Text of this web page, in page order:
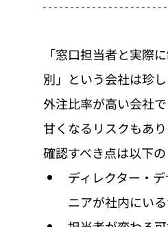
「窓口担当者と実際
別」という会社は珍し
外注比率が高い会社
甘くなるリスクもあり
確認すべき点は以下の
ディレクター・
ニアが社内にい